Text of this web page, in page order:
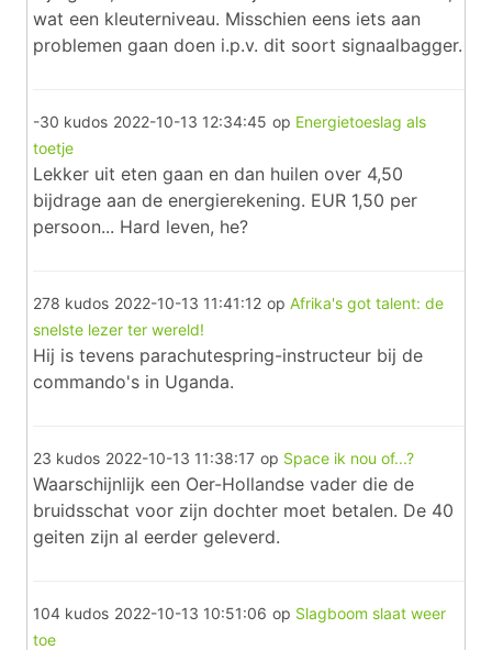
wat een kleuterniveau. Misschien eens iets aan
problemen gaan doen i.p.v. dit soort signaalbagger.
-30 kudos 2022-10-13 12:34:45 op Energietoeslag als
toetje
Lekker uit eten gaan en dan huilen over 4,50
bijdrage aan de energierekening. EUR 1,50 per
persoon... Hard leven, he?
278 kudos 2022-10-13 11:41:12 op Afrika's got talent: de
snelste lezer ter wereld!
Hij is tevens parachutespring-instructeur bij de
commando's in Uganda.
23 kudos 2022-10-13 11:38:17 op Space ik nou of...?
Waarschijnlijk een Oer-Hollandse vader die de
bruidsschat voor zijn dochter moet betalen. De 40
geiten zijn al eerder geleverd.
104 kudos 2022-10-13 10:51:06 op Slagboom slaat weer
toe